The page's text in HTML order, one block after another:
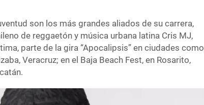
son los más grandes aliados de su carrera,
de reggaetón y música urbana latina Cris MJ,
parte de la gira “Apocalipsis” en ciudades como
Veracruz; en el Baja Beach Fest, en Rosarito,